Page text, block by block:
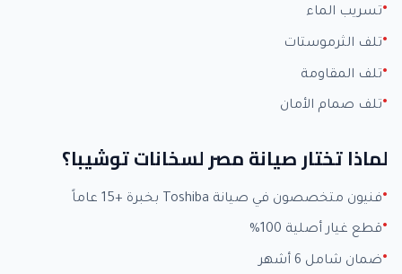
تسريب الماء
تلف الثرموستات
تلف المقاومة
تلف صمام الأمان
لماذا تختار صيانة مصر لسخانات توشيبا؟
فنيون متخصصون في صيانة Toshiba بخبرة +15 عاماً
قطع غيار أصلية 100%
ضمان شامل 6 أشهر